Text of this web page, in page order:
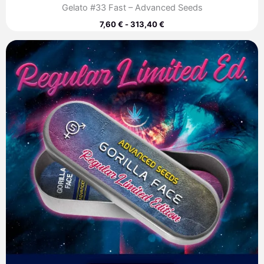
Gelato #33 Fast – Advanced Seeds
7,60€-313,40€